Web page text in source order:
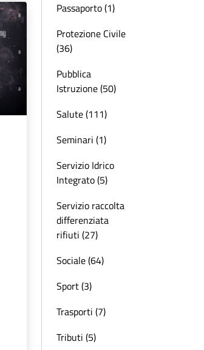
Passaporto (1)
Protezione Civile
(36)
Pubblica
Istruzione (50)
Salute (111)
Seminari (1)
Servizio Idrico
Integrato (5)
Servizio raccolta
differenziata
rifiuti (27)
Sociale (64)
Sport (3)
Trasporti (7)
Tributi (5)